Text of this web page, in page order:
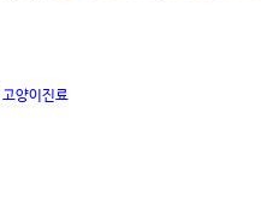
고양이진료